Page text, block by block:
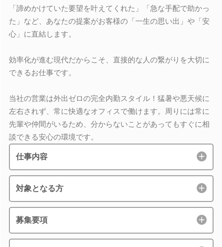
「諦めかけていた要望を叶えてくれた」「急な手配で助かっ
た」など、あなたの提案がお客様の「一生の思い出」や「安
心」に直結します。
効率化が進む現代だからこそ、直接的な人の繋がりを大切に
できるお仕事です。
当社の営業は外出ゼロの完全内勤スタイル！猛暑や悪天候に
左右されず、常に快適なオフィスで働けます。周りには常に
先輩や仲間がいるため、分からないことがあってもすぐに相
談できる安心の環境です。
仕事内容
対象となる方
募集要項